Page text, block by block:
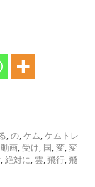
, の, ケム, ケムトレ
動画, 受け, 国, 変, 変
, 絶対に, 雲, 飛行, 飛